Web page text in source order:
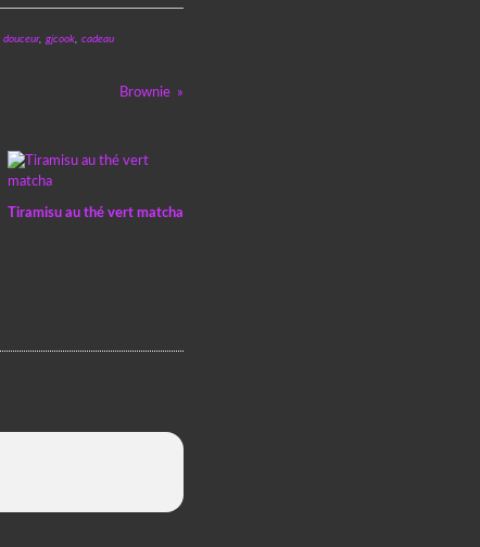
douceur, gjcook, cadeau
Brownie
Tiramisu au thé vert matcha